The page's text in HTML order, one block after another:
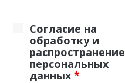
Согласие на
обработку и
распространение
персональных
данных *